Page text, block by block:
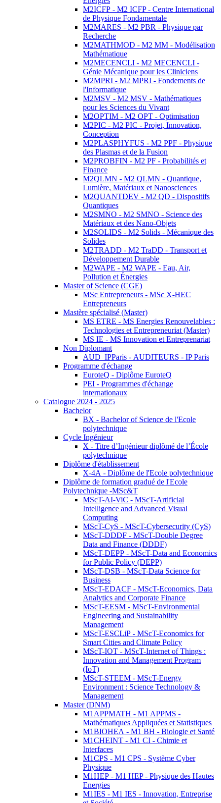
M2ICFP - M2 ICFP - Centre International
de Physique Fondamentale
M2MARES - M2 PBR - Physique par
Recherche
M2MATHMOD - M2 MM - Modélisation
Mathématique
M2MECENCLI - M2 MECENCLI -
Génie Mécanique pour les Cliniciens
M2MPRI - M2 MPRI - Fondements de
l'Informatique
M2MSV - M2 MSV - Mathématiques
pour les Sciences du Vivant
M2OPTIM - M2 OPT - Optimisation
M2PIC - M2 PIC - Projet, Innovation,
Conception
M2PLASPHYFUS - M2 PPF - Physique
des Plasmas et de la Fusion
M2PROBFIN - M2 PF - Probabilités et
Finance
M2QLMN - M2 QLMN - Quantique,
Lumière, Matériaux et Nanosciences
M2QUANTDEV - M2 QD - Dispositifs
Quantiques
M2SMNO - M2 SMNO - Science des
Matériaux et des Nano-Objets
M2SOLIDS - M2 Solids - Mécanique des
Solides
M2TRADD - M2 TraDD - Transport et
Développement Durable
M2WAPE - M2 WAPE - Eau, Air,
Pollution et Énergies
Master of Science (CGE)
MSc Entrepreneurs - MSc X-HEC
Entrepreneurs
Mastère spécialisé (Master)
MS ETRE - MS Energies Renouvelables :
Technologies et Entrepreneuriat (Master)
MS IE - MS Innovation et Entreprenariat
Non Diplomant
AUD_IPParis - AUDITEURS - IP Paris
Programme d'échange
EuroteQ - Diplôme EuroteQ
PEI - Programmes d'échange
internationaux
Catalogue 2024 - 2025
Bachelor
BX - Bachelor of Science de l'Ecole
polytechnique
Cycle Ingénieur
X - Titre d’Ingénieur diplômé de l’École
polytechnique
Diplôme d'établissement
X-4A - Diplôme de l'Ecole polytechnique
Diplôme de formation gradué de l'Ecole
Polytechnique -MSc&T
MScT-AI-ViC - MScT-Artificial
Intelligence and Advanced Visual
Computing
MScT-CyS - MScT-Cybersecurity (CyS)
MScT-DDDF - MScT-Double Degree
Data and Finance (DDDF)
MScT-DEPP - MScT-Data and Economics
for Public Policy (DEPP)
MScT-DSB - MScT-Data Science for
Business
MScT-EDACF - MScT-Economics, Data
Analytics and Corporate Finance
MScT-EESM - MScT-Environmental
Engineering and Sustainability
Management
MScT-ESCLiP - MScT-Economics for
Smart Cities and Climate Policy
MScT-IOT - MScT-Internet of Things :
Innovation and Management Program
(IoT)
MScT-STEEM - MScT-Energy
Environment : Science Technology &
Management
Master (DNM)
M1APPMATH - M1 APPMS -
Mathématiques Appliquées et Statistiques
M1BIOHEA - M1 BH - Biologie et Santé
M1CHEINT - M1 CI - Chimie et
Interfaces
M1CPS - M1 CPS - Système Cyber
Physique
M1HEP - M1 HEP - Physique des Hautes
Energies
M1IES - M1 IES - Innovation, Entreprise